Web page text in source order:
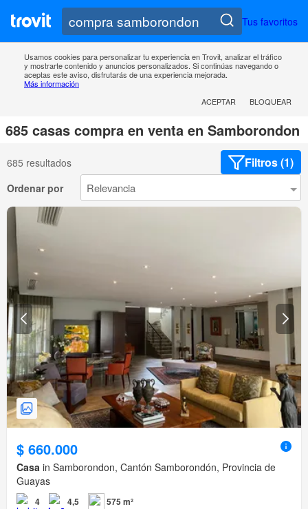
Tus favoritos
Usamos cookies para personalizar tu experiencia en Trovit, analizar el tráfico
y mostrarte contenido y anuncios personalizados. Si continúas navegando o
aceptas este aviso, disfrutarás de una experiencia mejorada.
Más información
ACEPTAR
BLOQUEAR
685 casas compra en venta en Samborondon
685 resultados Filtros (1)
Ordenar por
$ 660.000
Casa in Samborondon, Cantón Samborondón, Provincia de
Guayas
4 4,5 575 m²